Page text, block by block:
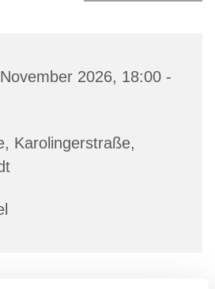
2026, 18:00 -
Karolingerstraße,